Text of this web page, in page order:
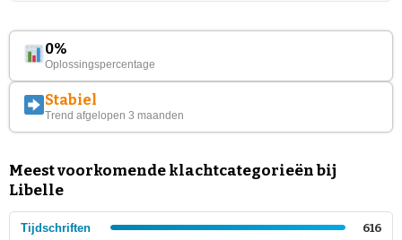
0%
Oplossingspercentage
Stabiel
Trend afgelopen 3 maanden
Meest voorkomende klachtcategorieën bij
Libelle
Tijdschriften 616